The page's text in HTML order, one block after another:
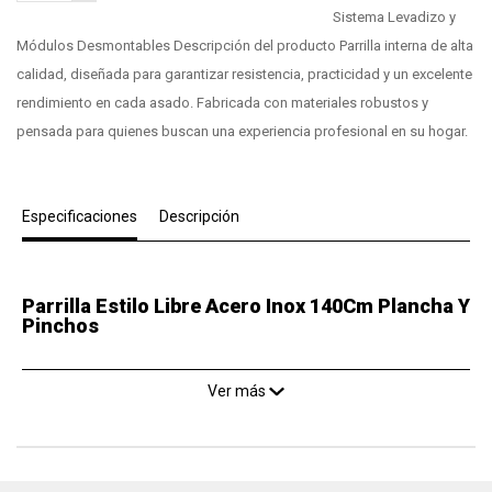
Sistema Levadizo y
Módulos Desmontables Descripción del producto Parrilla interna de alta
calidad, diseñada para garantizar resistencia, practicidad y un excelente
rendimiento en cada asado. Fabricada con materiales robustos y
pensada para quienes buscan una experiencia profesional en su hogar.
Especificaciones Descripción
Parrilla Estilo Libre Acero Inox 140Cm Plancha Y
Pinchos
Ver más